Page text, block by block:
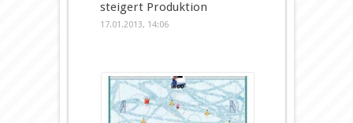
steigert Produktion
17.01.2013, 14:06